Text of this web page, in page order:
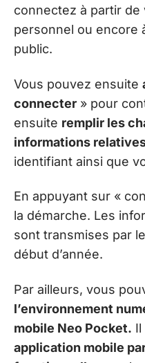
connectez à partir
personnel ou encore
public.
Vous pouvez ensuite
connecter » pour
ensuite remplir les
informations
identifiant ainsi que
En appuyant sur «
la démarche. Les
sont transmises par
début d’année.
Par ailleurs, vous
l’environnement
mobile Neo Pocket. Il
application mobile